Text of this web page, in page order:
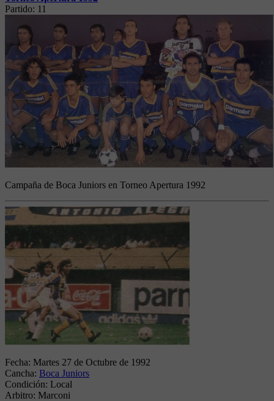
Partido: 11
Campaña de Boca Juniors en Torneo Apertura 1992
Fecha: Martes 27 de Octubre de 1992
Cancha: Boca Juniors
Condición: Local
Arbitro: Marconi